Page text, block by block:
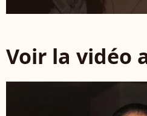
Voir la vidéo